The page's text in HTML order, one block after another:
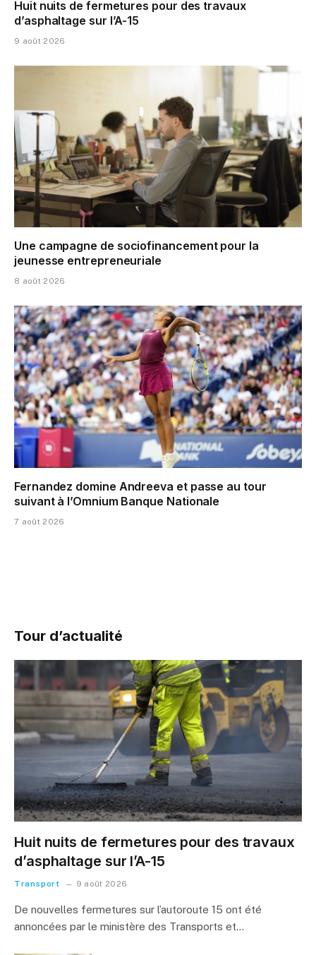
Huit nuits de fermetures pour des travaux
d’asphaltage sur l’A-15
9 août 2026
Une campagne de sociofinancement pour la
jeunesse entrepreneuriale
8 août 2026
Fernandez domine Andreeva et passe au tour
suivant à l’Omnium Banque Nationale
7 août 2026
Tour d’actualité
Huit nuits de fermetures pour des travaux
d’asphaltage sur l’A-15
Transport 9 août 2026
De nouvelles fermetures sur l’autoroute 15 ont été
annoncées par le ministère des Transports et…